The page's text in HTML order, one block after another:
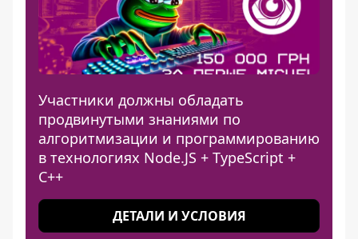
Участники должны обладать
продвинутыми знаниями по
алгоритмизации и программированию
в технологиях Node.JS + TypeScript +
C++
ДЕТАЛИ И УСЛОВИЯ